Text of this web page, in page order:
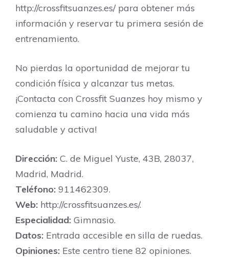
http://crossfitsuanzes.es/ para obtener más
información y reservar tu primera sesión de
entrenamiento.
No pierdas la oportunidad de mejorar tu
condición física y alcanzar tus metas.
¡Contacta con Crossfit Suanzes hoy mismo y
comienza tu camino hacia una vida más
saludable y activa!
Dirección: C. de Miguel Yuste, 43B, 28037,
Madrid, Madrid.
Teléfono: 911462309.
Web: http://crossfitsuanzes.es/.
Especialidad: Gimnasio.
Datos: Entrada accesible en silla de ruedas.
Opiniones: Este centro tiene 82 opiniones.